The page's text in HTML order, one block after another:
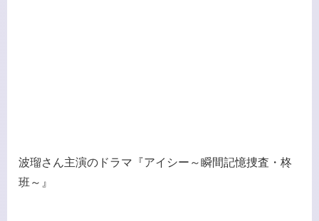
波瑠さん主演のドラマ『アイシー～瞬間記憶捜査・柊
班～』